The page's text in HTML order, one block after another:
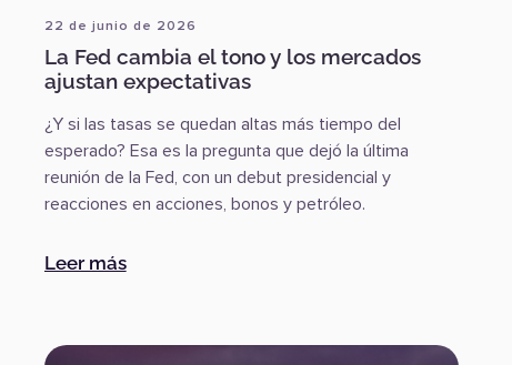
22 de junio de 2026
La Fed cambia el tono y los mercados
ajustan expectativas
¿Y si las tasas se quedan altas más tiempo del
esperado? Esa es la pregunta que dejó la última
reunión de la Fed, con un debut presidencial y
reacciones en acciones, bonos y petróleo.
Leer más: